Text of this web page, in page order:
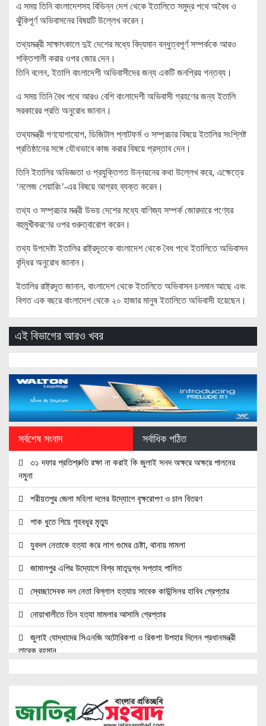
এ সময় তিনি বাংলাদেশসহ বিভিন্ন দেশ থেকে ইতালিতে সমুদ্র পথে অবৈধ ও
ঝুঁকিপূর্ণ অভিবাসনের বিষয়টি উল্লেখ করেন।
তথ্যমন্ত্রী সাক্ষাৎকালে দুই দেশের মধ্যে বিদ্যমান বন্ধুত্বপূর্ণ সম্পর্ককে আরও
শক্তিশালী করার ওপর জোর দেন।
তিনি বলেন, ইতালি বাংলাদেশী অভিবাসীদের জন্য একটি জনপ্রিয় গন্তব্য।
এ সময় তিনি বৈধ পথে আরও বেশি বাংলাদেশী অভিবাসী গ্রহণের জন্য ইতালি
সরকারের প্রতি অনুরোধ জানান।
তথ্যমন্ত্রী গণযোগাযোগ, ডিজিটাল প্লাটফর্ম ও সম্প্রচার বিষয়ে ইতালির সংশ্লিষ্ট
প্রতিষ্ঠানের সঙ্গে যৌথভাবে কাজ করার বিষয়ে প্রস্তাব দেন।
তিনি ইতালির অভিজ্ঞতা ও প্রযুক্তিগত উন্নয়নের কথা উল্লেখ করে, এক্ষেত্রে
‘নলেজ শেয়ারিং’-এর বিষয়ে আগ্রহ ব্যক্ত করেন।
তথ্য ও সম্প্রচার মন্ত্রী উভয় দেশের মধ্যে বাণিজ্য সম্পর্ক জোরদারে পণ্যের
বহুমুখীকরণের ওপর গুরুত্বারোপ করেন।
তথ্য উপদেষ্টা ইতালির রাষ্ট্রদূতকে বাংলাদেশ থেকে বৈধ পথে ইতালিতে অভিবাসন
বৃদ্ধির অনুরোধ জানান।
ইতালির রাষ্ট্রদূত জানান, বাংলাদেশ থেকে ইতালিতে অভিবাসন চলমান আছে এবং
বিগত এক বছরে বাংলাদেশ থেকে ২০ হাজার মানুষ ইতালিতে অভিবাসী হয়েছেন।
এই বিভাগের আরও খবর
সর্বশেষ সংবাদ সর্বাধিক পঠিত
৩১ দফার প্রতিশ্রুতি রক্ষা না করাই কি জুলাই সনদ অক্ষরে অক্ষরে পালনের
নমুনা
শরীয়তপুর জেলা মহিলা দলের উদ্যোগে বৃক্ষরোপণ ও চাল বিতরণ
শাক ধুতে গিয়ে গৃহবধূর মৃত্যু
যুবদল নেতাকে হত্যা করে লাশ গুমের চেষ্টা, থানায় মামলা
জামালপুর এপির উদ্যোগে বিশ্ব মাতৃদুগ্ধ সপ্তাহ পালিত
স্বেচ্ছাসেবক দল নেতা বিল্লাল হত্যায় সাবেক কাউন্সিলর হাবিব গ্রেপ্তার
নোয়াখালীতে তিন হত্যা মামলার আসামি গ্রেপ্তার
জুলাই যোদ্ধাদের সিএনজি অটোরিকশা ও রিকশা উপহার দিলেন প্রধানমন্ত্রী
তারেক রহমান
নোয়াখালীতে ৯৭৯০ ইয়াবাসহ দুই পাচারকারী গ্রেপ্তার
নোয়াখালীতে সিএনজিতে ১১ কেজি গাঁজা, গ্রেপ্তার ১